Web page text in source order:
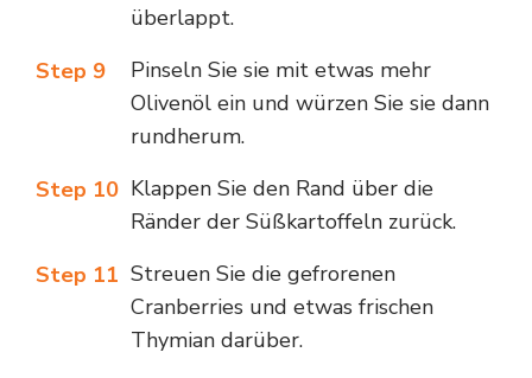
überlappt.
Step 9
Pinseln Sie sie mit etwas mehr
Olivenöl ein und würzen Sie sie dann
rundherum.
Step 10 Klappen Sie den Rand über die
Ränder der Süßkartoffeln zurück.
Step 11 Streuen Sie die gefrorenen
Cranberries und etwas frischen
Thymian darüber.